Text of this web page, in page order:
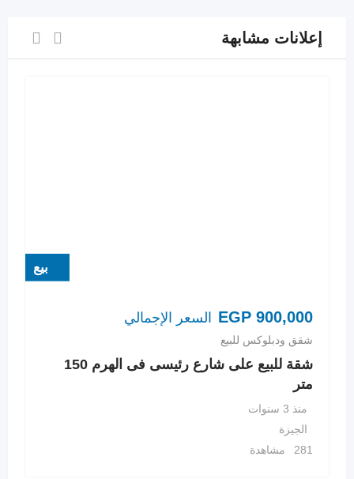
إعلانات مشابهة
بيع
EGP 900,000 السعر الإجمالي
شقق ودبلوكس للبيع
شقة للبيع على شارع رئيسى فى الهرم 150
متر
منذ 3 سنوات
الجيزة
281 مشاهدة